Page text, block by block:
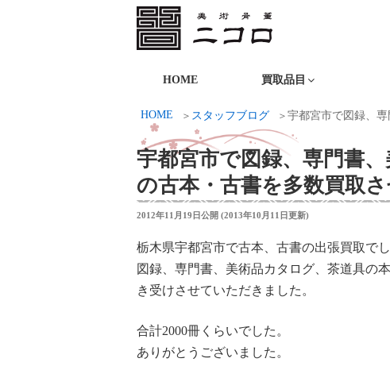
ニコロ美術
HOME 買取品目
HOME スタッフブログ 宇都宮市で図録、
宇都宮市で図録、専門書
の古本・古書を多数買取
投
日:
2012年11月19日公開 (2013年10月11日更新)
栃木県宇都宮市で古本、古書の出張買取でし
図録、専門書、美術品カタログ、茶道具の
き受けさせていただきました。
合計2000冊くらいでした。
ありがとうございました。